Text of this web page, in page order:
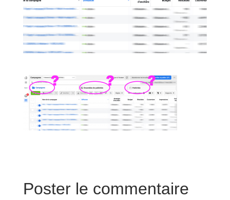
Poster le commentaire